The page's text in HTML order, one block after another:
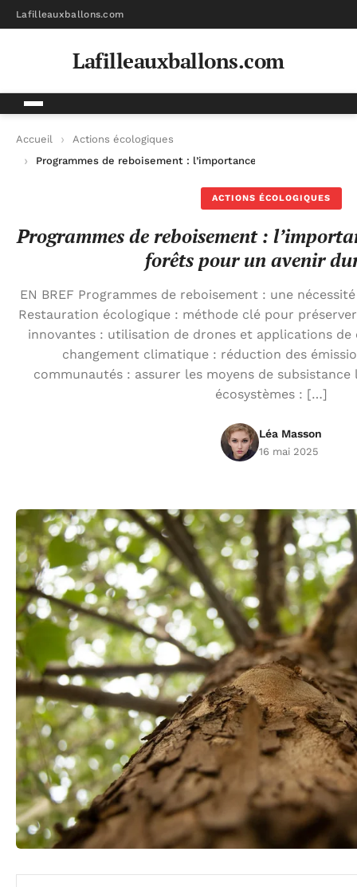
Lafilleauxballons.com
Lafilleauxballons.com
Accueil
Actions écologiques
Programmes de reboisement : l’importance de restaurer nos
ACTIONS ÉCOLOGIQUES
Programmes de reboisement :
forêts pour un avenir
EN BREF Programmes de reboisement : une
Restauration écologique : méthode clé pour
innovantes : utilisation de drones et applications de
changement climatique : réduction des
communautés : assurer les moyens de subsistance
écosystèmes : […]
Léa Masson
16 mai 2025